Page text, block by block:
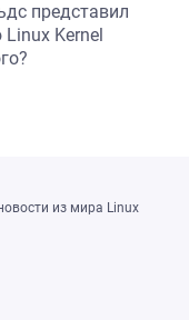
представил
Kernel
из мира Linux